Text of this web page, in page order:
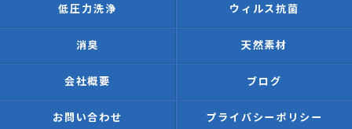
低圧力洗浄 ウィルス抗菌
消臭 天然素材
会社概要 ブログ
お問い合わせ プライバシーポリシー